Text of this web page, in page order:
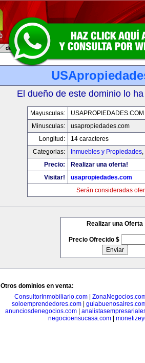
El dueño de este dominio lo
Mayusculas:
USAPROPIEDADES.COM
Minusculas:
usapropiedades.com
Longitud:
14 caracteres
Categorias:
Inmuebles y Propiedades,
Precio:
Realizar una oferta!
Visitar!
usapropiedades.com
Serán consideradas
Realizar una Oferta
Precio Ofrecido $
Otros dominios en venta:
ConsultorInmobiliario.com|
soloemprendedores.com|
anunciosdenegocios.com|
negocioensucasa.com|